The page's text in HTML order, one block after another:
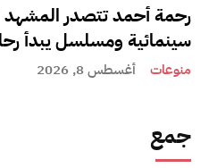
سينمائية ومسلسل يبدأ
منوعات أغسطس 8, 2026
جمع